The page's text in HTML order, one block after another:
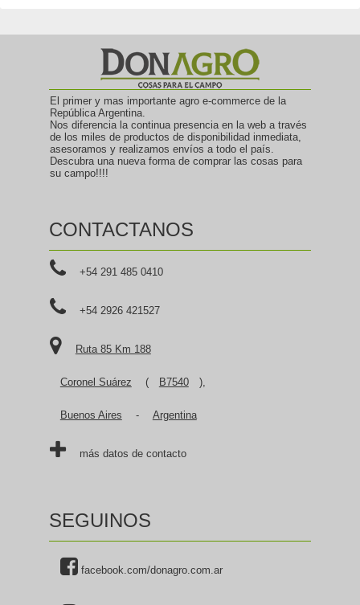
El primer y mas importante agro e-commerce de la
República Argentina.
Nos diferencia la continua presencia en la web a través
de los miles de productos de disponibilidad inmediata,
asesoramos y realizamos envíos a todo el país.
Descubra una nueva forma de comprar las cosas para
su campo!!!!
CONTACTANOS
+54 291 485 0410
+54 2926 421527
Ruta 85 Km 188
Coronel Suárez ( B7540 ),
Buenos Aires - Argentina
más datos de contacto
SEGUINOS
facebook.com/donagro.com.ar